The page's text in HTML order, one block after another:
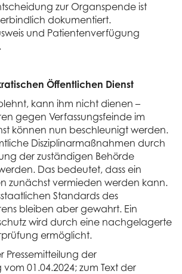
zur Organspende ist
dokumentiert.
und Patientenverfügung
Öffentlichen Dienst
kann ihm nicht dienen –
gegen Verfassungsfeinde im
können nun beschleunigt werden.
Disziplinarmaßnahmen durch
der zuständigen Behörde
Das bedeutet, dass ein
zunächst vermieden werden kann.
Standards des
bleiben aber gewahrt. Ein
wird durch eine nachgelagerte
ermöglicht.
Pressemitteilung der
01.04.2024; zum Text der